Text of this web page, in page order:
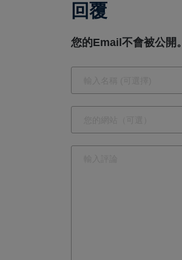
回覆
您的Email不會被公開。